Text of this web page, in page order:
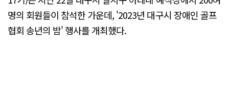
명의 회원들이 참석한 가운데, '2023년 대구시 장애인 골프
협회 송년의 밤' 행사를 개최했다.